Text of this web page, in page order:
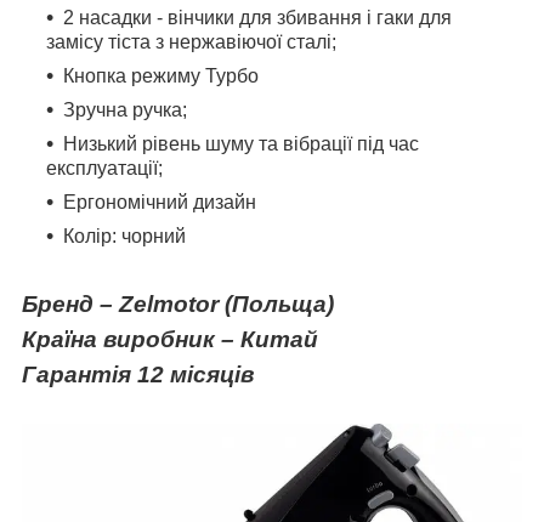
2 насадки - вінчики для збивання і гаки для
замісу тіста з нержавіючої сталі;
Кнопка режиму Турбо
Зручна ручка;
Низький рівень шуму та вібрації під час
експлуатації;
Ергономічний дизайн
Колір: чорний
Бренд – Zelmotor (Польща)
Країна виробник – Китай
Гарантія 12 місяців